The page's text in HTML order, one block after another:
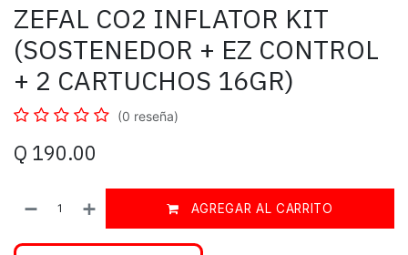
ZEFAL CO2 INFLATOR KIT
(SOSTENEDOR + EZ CONTROL
+ 2 CARTUCHOS 16GR)
(0 reseña)
Q 190.00
AGREGAR AL CARRITO